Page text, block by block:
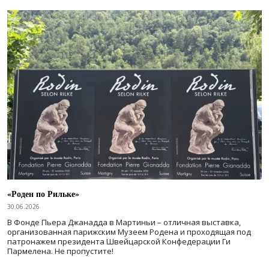
«Роден по Рильке»
30.06.2026
В Фонде Пьера Джанадда в Мартиньи – отличная выставка,
организованная парижским Музеем Родена и проходящая под
патронажем президента Швейцарской Конфедерации Ги
Пармелена. Не пропустите!